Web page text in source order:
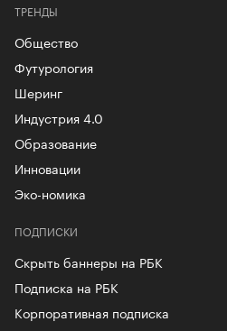
ТРЕНДЫ
Общество
Футурология
Шеринг
Индустрия 4.0
Образование
Инновации
Эко-номика
ПОДПИСКИ
Скрыть баннеры на РБК
Подписка на РБК
Корпоративная подписка